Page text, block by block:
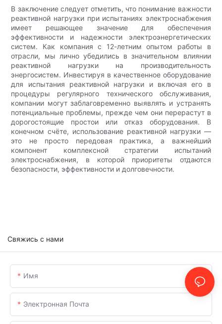
В заключение следует отметить, что понимание важности
реактивной нагрузки при испытаниях электроснабжения
имеет решающее значение для обеспечения
эффективности и надежности электроэнергетических
систем. Как компания с 12-летним опытом работы в
отрасли, мы лично убедились в значительном влиянии
реактивной нагрузки на производительность
энергосистем. Инвестируя в качественное оборудование
для испытания реактивной нагрузки и включая его в
процедуры регулярного технического обслуживания,
компании могут заблаговременно выявлять и устранять
потенциальные проблемы, прежде чем они перерастут в
дорогостоящие простои или отказ оборудования. В
конечном счёте, использование реактивной нагрузки —
это не просто передовая практика, а важнейший
компонент комплексной стратегии испытаний
электроснабжения, в которой приоритеты отдаются
безопасности, эффективности и долговечности.
Свяжись с нами
Имя
Электронная Почта